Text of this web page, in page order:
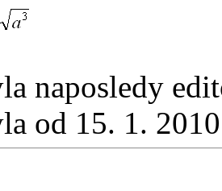
naposledy
od 15. 1.